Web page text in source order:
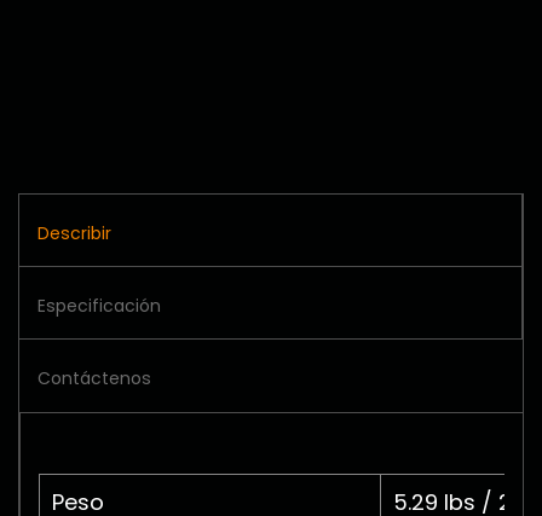
Describir
Especificación
Contáctenos
Peso 5.29 lbs / 2.4